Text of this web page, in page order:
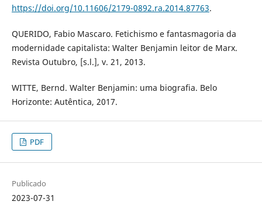
https://doi.org/10.11606/2179-0892.ra.2014.87763.
QUERIDO, Fabio Mascaro. Fetichismo e fantasmagoria da
modernidade capitalista: Walter Benjamin leitor de Marx.
Revista Outubro, [s.l.], v. 21, 2013.
WITTE, Bernd. Walter Benjamin: uma biografia. Belo
Horizonte: Autêntica, 2017.
PDF
Publicado
2023-07-31